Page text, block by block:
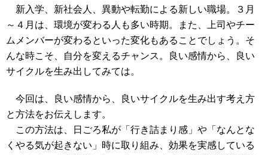
新入学、新社会人、異動や転勤による新しい職場。３月
～４月は、環境が変わる人も多い時期。また、上司やチー
ムメンバーが変わるといった変化もあることでしょう。そ
んな時こそ、自分を変えるチャンス。良い感情から、良い
サイクルを生み出してみては。
今回は、良い感情から、良いサイクルを生み出す考え方
と方法をお伝えします。
この方法は、日ごろ私が「行き詰まり感」や「なんとな
くやる気が起きない」時に取り組み、効果を実感している